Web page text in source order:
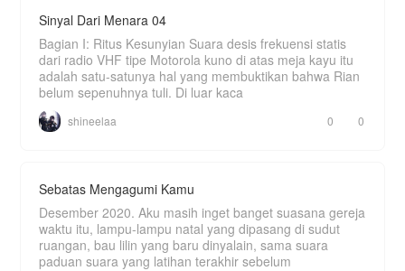
Sinyal Dari Menara 04
Bagian I: Ritus Kesunyian Suara desis frekuensi statis
dari radio VHF tipe Motorola kuno di atas meja kayu itu
adalah satu-satunya hal yang membuktikan bahwa Rian
belum sepenuhnya tuli. Di luar kaca
shineelaa 0 0
Sebatas Mengagumi Kamu
Desember 2020. Aku masih inget banget suasana gereja
waktu itu, lampu-lampu natal yang dipasang di sudut
ruangan, bau lilin yang baru dinyalain, sama suara
paduan suara yang latihan terakhir sebelum